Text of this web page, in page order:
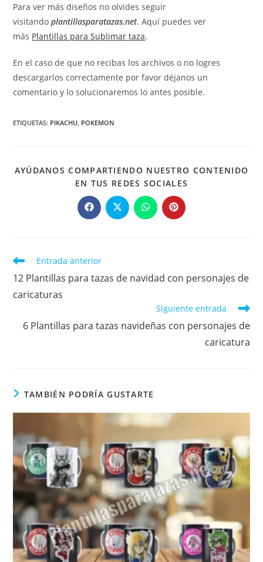
Para ver más diseños no olvides seguir
visitandoplantillasparatazas.net. Aquí puedes ver
más Plantillas para Sublimar taza.
En el caso de que no recibas los archivos o no logres
descargarlos correctamente por favor déjanos un
comentario y lo solucionaremos lo antes posible.
ETIQUETAS: PIKACHU POKEMON
AYÚDANOS COMPARTIENDO NUESTRO CONTENIDO
EN TUS REDES SOCIALES
Se
abre
Se
abre
Se
abre
Se
abre
Leer
artículos
Entrada anterior
12 Plantillas para tazas de navidad con personajes de
caricaturas
Siguiente entrada
6 Plantillas para tazas navideñas con personajes de
caricatura
TAMBIÉN PODRÍA GUSTARTE